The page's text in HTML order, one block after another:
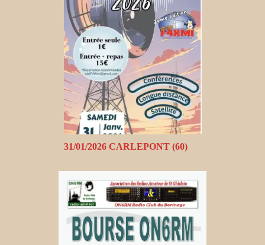
31/01/2026 CARLEPONT (60)